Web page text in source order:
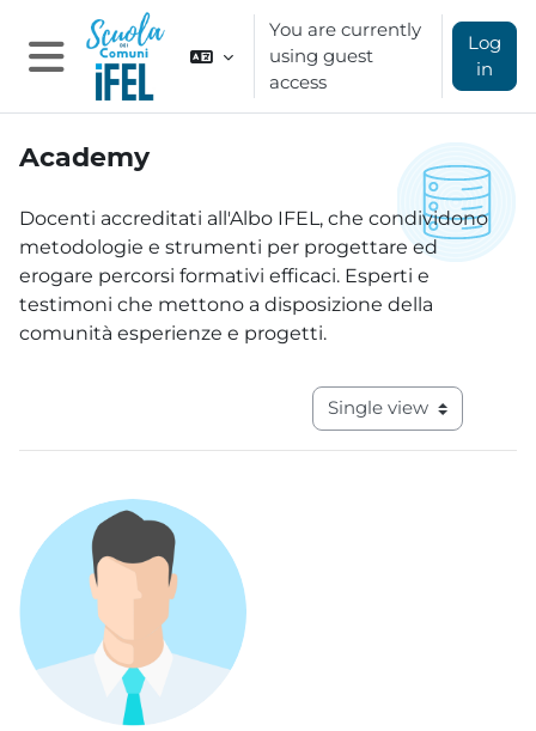
Skip to main content
Side panel
You are currently
using guest
access
Log
in
Academy
Docenti accreditati all'Albo IFEL, che condividono
metodologie e strumenti per progettare ed
erogare percorsi formativi efficaci. Esperti e
testimoni che mettono a disposizione della
comunità esperienze e progetti.
View mode tertiary